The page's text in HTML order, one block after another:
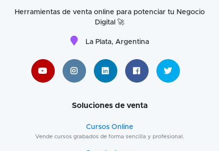
Herramientas de venta online para potenciar tu Negocio
Digital 🚀
La Plata, Argentina
Soluciones de venta
Cursos Online
Vende cursos grabados de forma sencilla y profesional.